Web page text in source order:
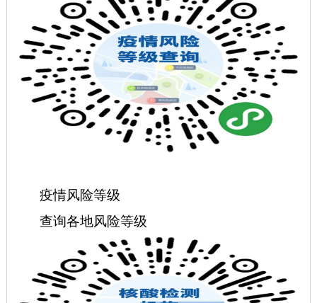
疫情风险等级
查询各地风险等级